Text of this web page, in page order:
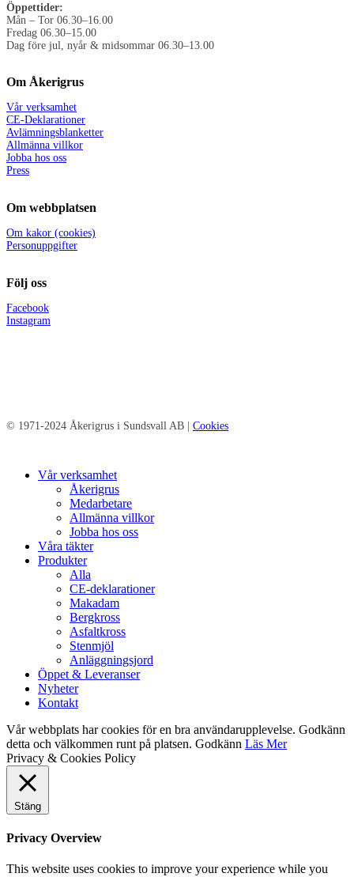
Öppettider:
Mån – Tor 06.30–16.00
Fredag 06.30–15.00
Dag före jul, nyår & midsommar 06.30–13.00
Om Åkerigrus
Vår verksamhet
CE-Deklarationer
Avlämningsblanketter
Allmänna villkor
Jobba hos oss
Press
Om webbplatsen
Om kakor (cookies)
Personuppgifter
Följ oss
Facebook
Instagram
© 1971-2024 Åkerigrus i Sundsvall AB | Cookies
Close
Vår verksamhet
Åkerigrus
Medarbetare
Allmänna villkor
Jobba hos oss
Våra täkter
Produkter
Alla
CE-deklarationer
Makadam
Bergkross
Asfaltkross
Stenmjöl
Anläggningsjord
Öppet & Leveranser
Nyheter
Kontakt
Vår webbplats har cookies för en bra användarupplevelse. Godkänn
detta och välkommen runt på platsen. Godkänn Läs Mer
Privacy & Cookies Policy
Stäng
Privacy Overview
This website uses cookies to improve your experience while you